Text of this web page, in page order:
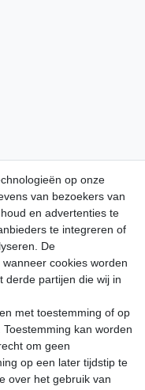
en mis nooit
heb gelezen. Mijn
op onze
van bezoekers van
en advertenties te
te integreren of
De
cookies worden
derde partijen die wij in
met toestemming of op
kan worden
om geen
op een later tijdstip te
over het gebruik van